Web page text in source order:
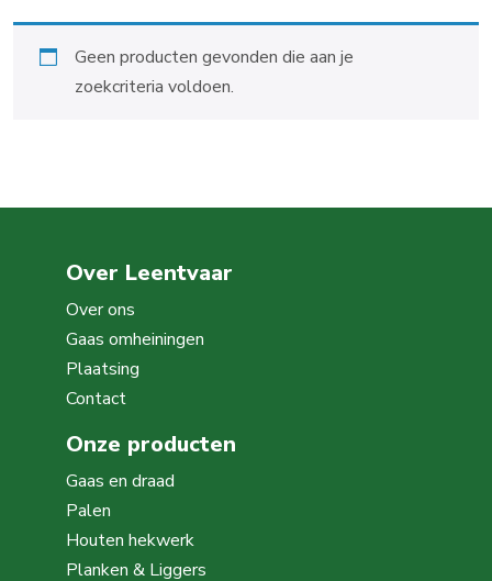
Geen producten gevonden die aan je
zoekcriteria voldoen.
Over Leentvaar
Over ons
Gaas omheiningen
Plaatsing
Contact
Onze producten
Gaas en draad
Palen
Houten hekwerk
Planken & Liggers